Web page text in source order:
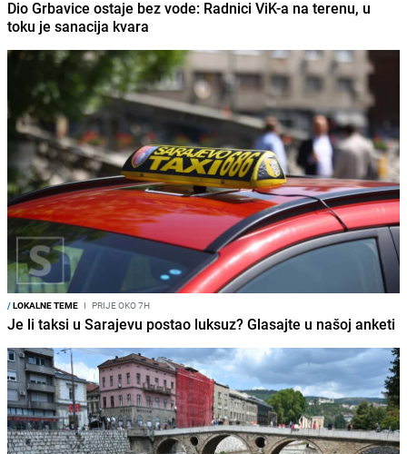
Dio Grbavice ostaje bez vode: Radnici ViK-a na terenu, u
toku je sanacija kvara
/LOKALNE TEME I PRIJE OKO 7H
Je li taksi u Sarajevu postao luksuz? Glasajte u našoj anketi